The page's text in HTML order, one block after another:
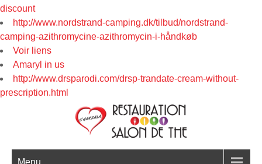
discount
http://www.nordstrand-camping.dk/tilbud/nordstrand-
camping-azithromycine-azithromycin-i-håndkøb
Voir liens
Amaryl in us
http://www.drsparodi.com/drsp-trandate-cream-without-
prescription.html
Menu